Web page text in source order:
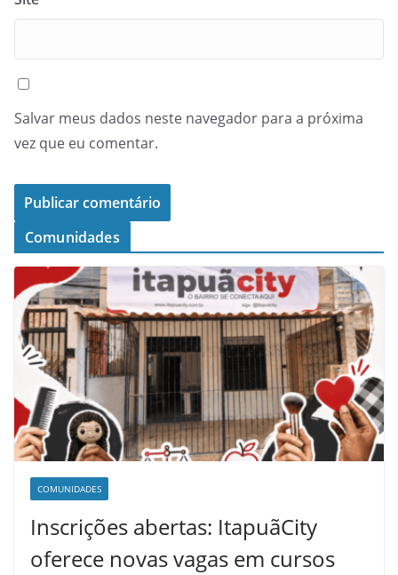
Salvar meus dados neste navegador para a próxima
vez que eu comentar.
Comunidades
COMUNIDADES
Inscrições abertas: ItapuãCity
oferece novas vagas em cursos